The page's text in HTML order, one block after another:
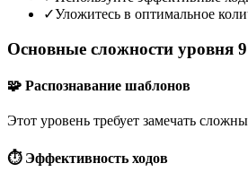
✓Уложитесь в оптимальное
Основные сложности уровня
🧩 Распознавание шаблонов
Этот уровень требует замечать
⏱️ Эффективность ходов